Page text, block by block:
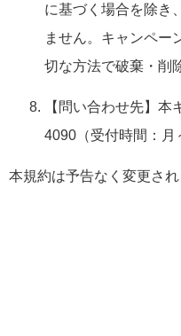
に基づく場合を除き
ません。キャンペー
切な方法で破棄・削
【問い合わせ先】
4090（受付時間：月
本規約は予告なく変更され